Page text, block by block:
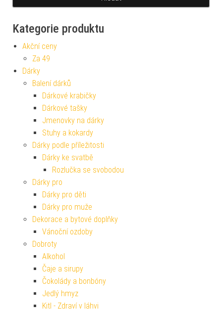
Kategorie produktu
Akční ceny
Za 49
Dárky
Balení dárků
Dárkové krabičky
Dárkové tašky
Jmenovky na dárky
Stuhy a kokardy
Dárky podle příležitosti
Dárky ke svatbě
Rozlučka se svobodou
Dárky pro
Dárky pro děti
Dárky pro muže
Dekorace a bytové doplňky
Vánoční ozdoby
Dobroty
Alkohol
Čaje a sirupy
Čokolády a bonbóny
Jedlý hmyz
Kitl - Zdraví v láhvi